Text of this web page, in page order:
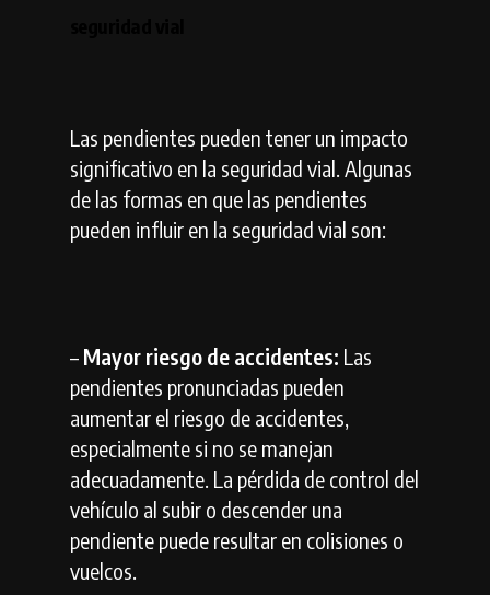
Las pendientes pueden tener un impacto
significativo en la seguridad vial. Algunas
de las formas en que las pendientes
pueden influir en la seguridad vial son:
– Mayor riesgo de accidentes: Las
pendientes pronunciadas pueden
aumentar el riesgo de accidentes,
especialmente si no se manejan
adecuadamente. La pérdida de control del
vehículo al subir o descender una
pendiente puede resultar en colisiones o
vuelcos.